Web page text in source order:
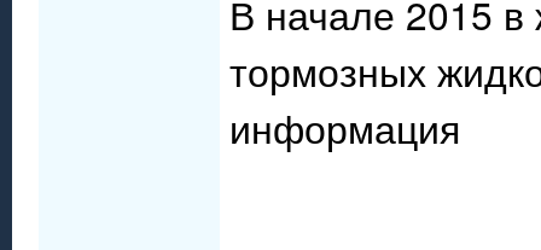
В начале 2015 в
тормозных
информация